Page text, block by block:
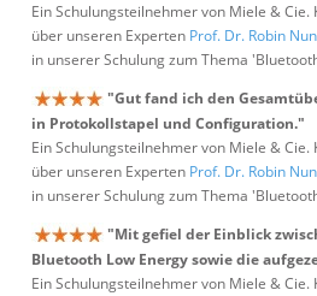
Ein Schulungsteilnehmer von Miele & Cie.
über unseren Experten Prof. Dr. Robin
in unserer Schulung zum Thema
"Gut fand ich den
in Protokollstapel und Configuration."
Ein Schulungsteilnehmer von Miele & Cie.
über unseren Experten Prof. Dr. Robin
in unserer Schulung zum Thema
"Mit gefiel der Einblick
Bluetooth Low Energy sowie die
Ein Schulungsteilnehmer von Miele & Cie.